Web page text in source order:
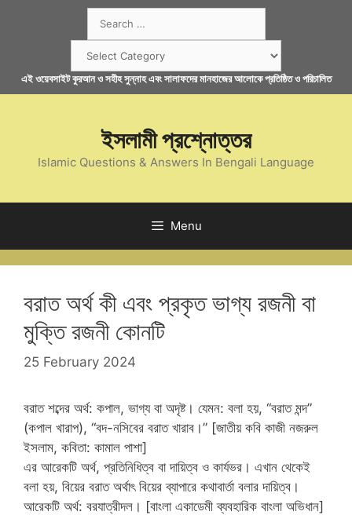
for:
এই ওয়েবসাইট কুরআন ও সহীহ সুন্নাহ এবং সালাফদের মানহাজের আলোকে প্রতিষ্ঠিত ও পরিচালিত
ইসলামী প্রশ্নোত্তর
Islamic Questions & Answers In Bengali Language
Menu
বরাত অর্থ কী এবং প্রকৃত ভাগ্য রজনী বা
মুক্তি রজনী কোনটি
25 February 2024
বরাত শব্দের অর্থ: কপাল, ভাগ্য বা অদৃষ্ট। যেমন: বলা হয়, “বরাত মন্দ”
(কপাল খারাপ), “বদ-নসিবের বরাত খারাব।” [জাতীয় কবি কাজী নজরুল
ইসলাম, কবিতা: কামাল পাশা]
এর আরেকটি অর্থ, প্রতিনিধিত্ব বা দায়িত্ব ও কার্যভর। এখান থেকেই
বলা হয়, বিয়ের বরাত অর্থাৎ বিয়ের ব্যাপারে কথাবার্তা বলার দায়িত্ব।
আরেকটি অর্থ: বরযাত্রীদল। [বাংলা একাডেমী ব্যবহারিক বাংলা অভিধান]